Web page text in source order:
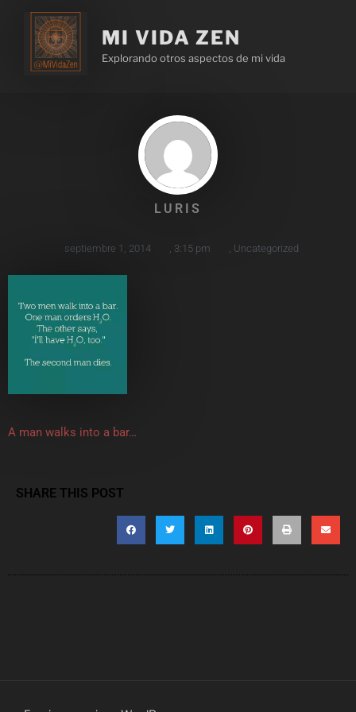
MI VIDA ZEN
Explorando otros aspectos de mi vida
LURIS
septiembre 1, 2014 3:15 pm Uncategorized
A man walks into a bar…
SHARE THIS POST